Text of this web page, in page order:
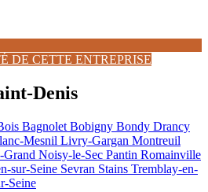
DE CETTE ENTREPRISE
Denis
Bagnolet Bobigny Bondy Drancy
Mesnil Livry-Gargan Montreuil
Grand Noisy-le-Sec Pantin Romainville
sur-Seine Sevran Stains Tremblay-en-
Seine